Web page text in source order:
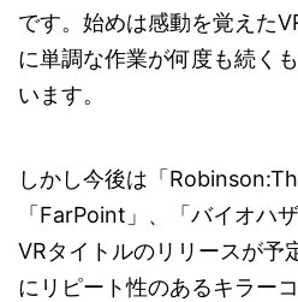
です。始めは感動を覚えた
に単調な作業が何度も続く
います。
しかし今後は「
「FarPoint」、「バイオハ
VRタイトルのリリースが予
にリピート性のあるキラー